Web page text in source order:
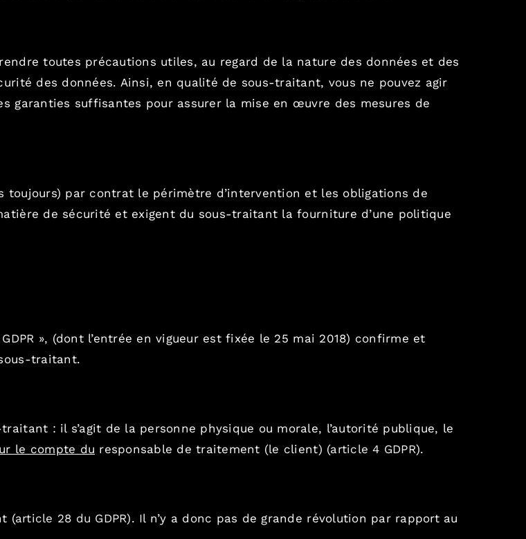
toutes précautions utiles, au regard de la nature des données et des
des données. Ainsi, en qualité de sous-traitant, vous ne pouvez agir
garanties suffisantes pour assurer la mise en œuvre des mesures de
par contrat le périmètre d’intervention et les obligations de
de sécurité et exigent du sous-traitant la fourniture d’une politique
», (dont l’entrée en vigueur est fixée le 25 mai 2018) confirme et
traitant.
: il s’agit de la personne physique ou morale, l’autorité publique, le
le compte du responsable de traitement (le client) (article 4 GDPR).
(article 28 du GDPR). Il n’y a donc pas de grande révolution par rapport au